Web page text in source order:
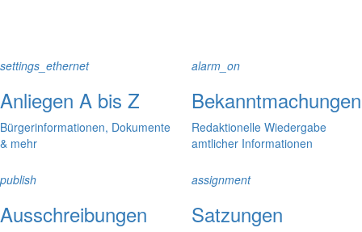
settings_ethernet
Anliegen A bis Z
Bürgerinformationen, Dokumente
& mehr
alarm_on
Bekanntmachungen
Redaktionelle Wiedergabe
amtlicher Informationen
publish
Ausschreibungen
assignment
Satzungen